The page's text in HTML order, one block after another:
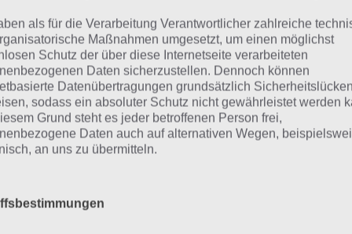
wird da schon Level 4 von Bus Parking 3D. Hier
Barrikaden vorbei. Nun muss man, nicht ganz wie in
einparken. Also eng an der Barrikade rechts vorbei
dann scharf nach links lenken und eng an der Barrikade
zunächst rechts an der Parklücke vorbei und dann
gegenüber vom Ziel reinzufahren. MeisterAndroid hat
5 von Bus Parking 3D gemacht. Am besten ihr macht
6 emfand ich als einfach. Dabei habe ich nur immer
als für die Verarbeitung Verantwortlicher zahlreiche
Maßnahmen umgesetzt, um einen möglichst
Schutz der über diese Internetseite verarbeiteten
Daten sicherzustellen. Dennoch können
Datenübertragungen grundsätzlich Sicherheitslücken
sodass ein absoluter Schutz nicht gewährleistet werden
Grund steht es jeder betroffenen Person frei,
Daten auch auf alternativen Wegen,
an uns zu übermitteln.